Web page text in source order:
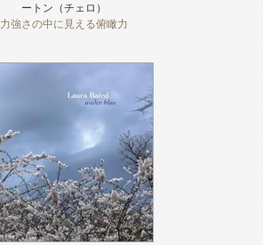
ートン（チェロ）
力強さの中に見える俯瞰力